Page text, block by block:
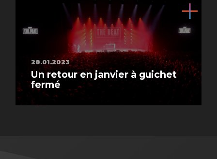
28.01.2023
Un retour en janvier à guichet
fermé